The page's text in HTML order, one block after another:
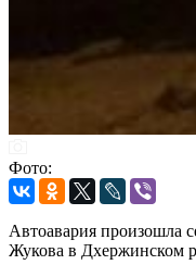
Фото:
Автоавария произошла
Жукова в Дхержинском